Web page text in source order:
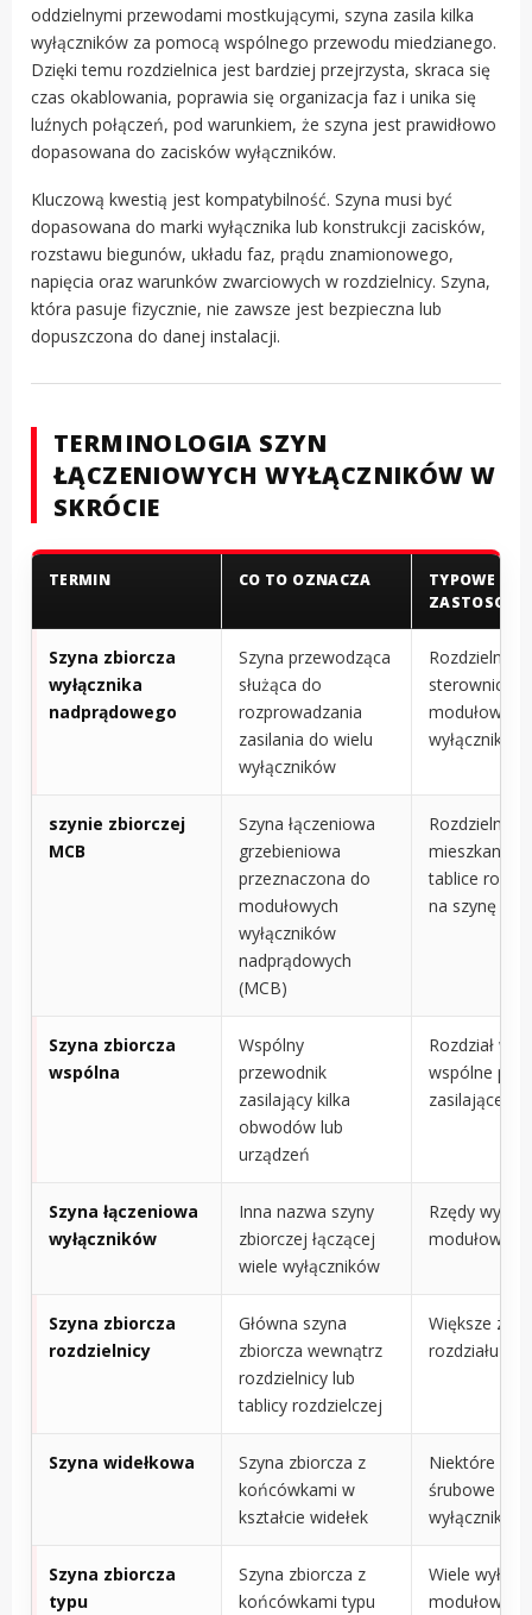
oddzielnymi przewodami mostkującymi, szyna zasila kilka
wyłączników za pomocą wspólnego przewodu miedzianego.
Dzięki temu rozdzielnica jest bardziej przejrzysta, skraca się
czas okablowania, poprawia się organizacja faz i unika się
luźnych połączeń, pod warunkiem, że szyna jest prawidłowo
dopasowana do zacisków wyłączników.
Kluczową kwestią jest kompatybilność. Szyna musi być
dopasowana do marki wyłącznika lub konstrukcji zacisków,
rozstawu biegunów, układu faz, prądu znamionowego,
napięcia oraz warunków zwarciowych w rozdzielnicy. Szyna,
która pasuje fizycznie, nie zawsze jest bezpieczna lub
dopuszczona do danej instalacji.
TERMINOLOGIA SZYN
ŁĄCZENIOWYCH WYŁĄCZNIKÓW W
SKRÓCIE
TERMIN CO TO OZNACZA
TYPOWE
Szyna zbiorcza
wyłącznika
nadprądowego
Szyna przewodząca
służąca do
rozprowadzania
zasilania do wielu
wyłączników
sterownicze,
modułowe
wyłączników
szynie zbiorczej
MCB
Szyna łączeniowa
grzebieniowa
przeznaczona do
modułowych
wyłączników
nadprądowych
(MCB)
Rozdzielnice
tablice
na szynę DIN
Szyna zbiorcza
wspólna
Wspólny
przewodnik
zasilający kilka
obwodów lub
urządzeń
Rozdział w
wspólne
zasilające
Szyna łączeniowa
wyłączników
Inna nazwa szyny
zbiorczej łączącej
wiele wyłączników
Rzędy
modułowych
Szyna zbiorcza
rozdzielnicy
Główna szyna
zbiorcza wewnątrz
rozdzielnicy lub
tablicy rozdzielczej
Większe
rozdziału
Szyna widełkowa
Szyna zbiorcza z
końcówkami w
kształcie widełek
Niektóre
śrubowe
wyłączników
Szyna zbiorcza
typu
Szyna zbiorcza z
końcówkami typu
Wiele
modułowych